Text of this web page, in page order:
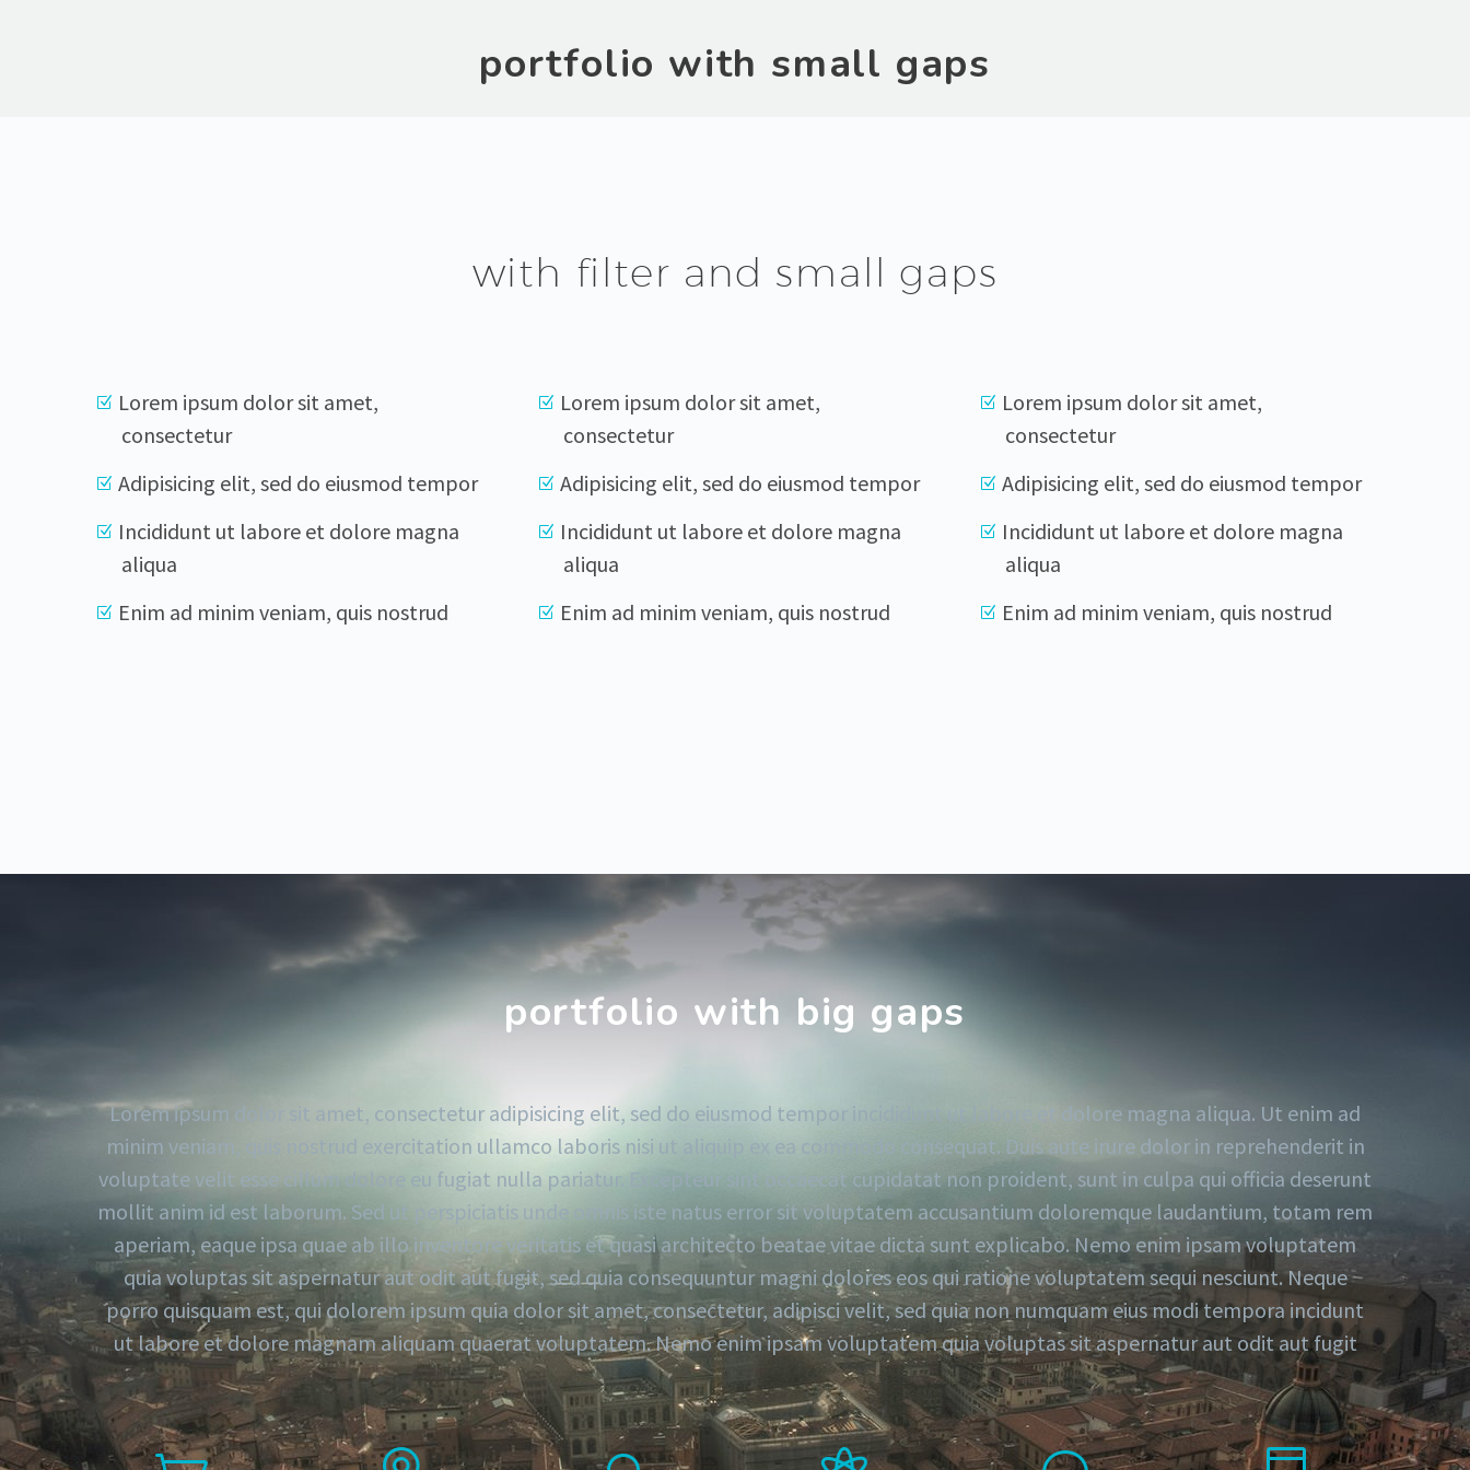
portfolio with small gaps
with filter and small gaps
Lorem ipsum dolor sit amet,
consectetur
Adipisicing elit, sed do eiusmod tempor
Incididunt ut labore et dolore magna
aliqua
Enim ad minim veniam, quis nostrud
Lorem ipsum dolor sit amet,
consectetur
Adipisicing elit, sed do eiusmod tempor
Incididunt ut labore et dolore magna
aliqua
Enim ad minim veniam, quis nostrud
Lorem ipsum dolor sit amet,
consectetur
Adipisicing elit, sed do eiusmod tempor
Incididunt ut labore et dolore magna
aliqua
Enim ad minim veniam, quis nostrud
portfolio with big gaps
Lorem ipsum dolor sit amet, consectetur adipisicing elit, sed do eiusmod tempor incididunt ut labore et dolore magna aliqua. Ut enim ad
minim veniam, quis nostrud exercitation ullamco laboris nisi ut aliquip ex ea commodo consequat. Duis aute irure dolor in reprehenderit in
voluptate velit esse cillum dolore eu fugiat nulla pariatur. Excepteur sint occaecat cupidatat non proident, sunt in culpa qui officia deserunt
mollit anim id est laborum. Sed ut perspiciatis unde omnis iste natus error sit voluptatem accusantium doloremque laudantium, totam rem
aperiam, eaque ipsa quae ab illo inventore veritatis et quasi architecto beatae vitae dicta sunt explicabo. Nemo enim ipsam voluptatem
quia voluptas sit aspernatur aut odit aut fugit, sed quia consequuntur magni dolores eos qui ratione voluptatem sequi nesciunt. Neque
porro quisquam est, qui dolorem ipsum quia dolor sit amet, consectetur, adipisci velit, sed quia non numquam eius modi tempora incidunt
ut labore et dolore magnam aliquam quaerat voluptatem. Nemo enim ipsam voluptatem quia voluptas sit aspernatur aut odit aut fugit